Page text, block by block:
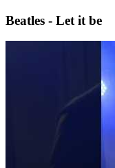
Beatles - Let it be